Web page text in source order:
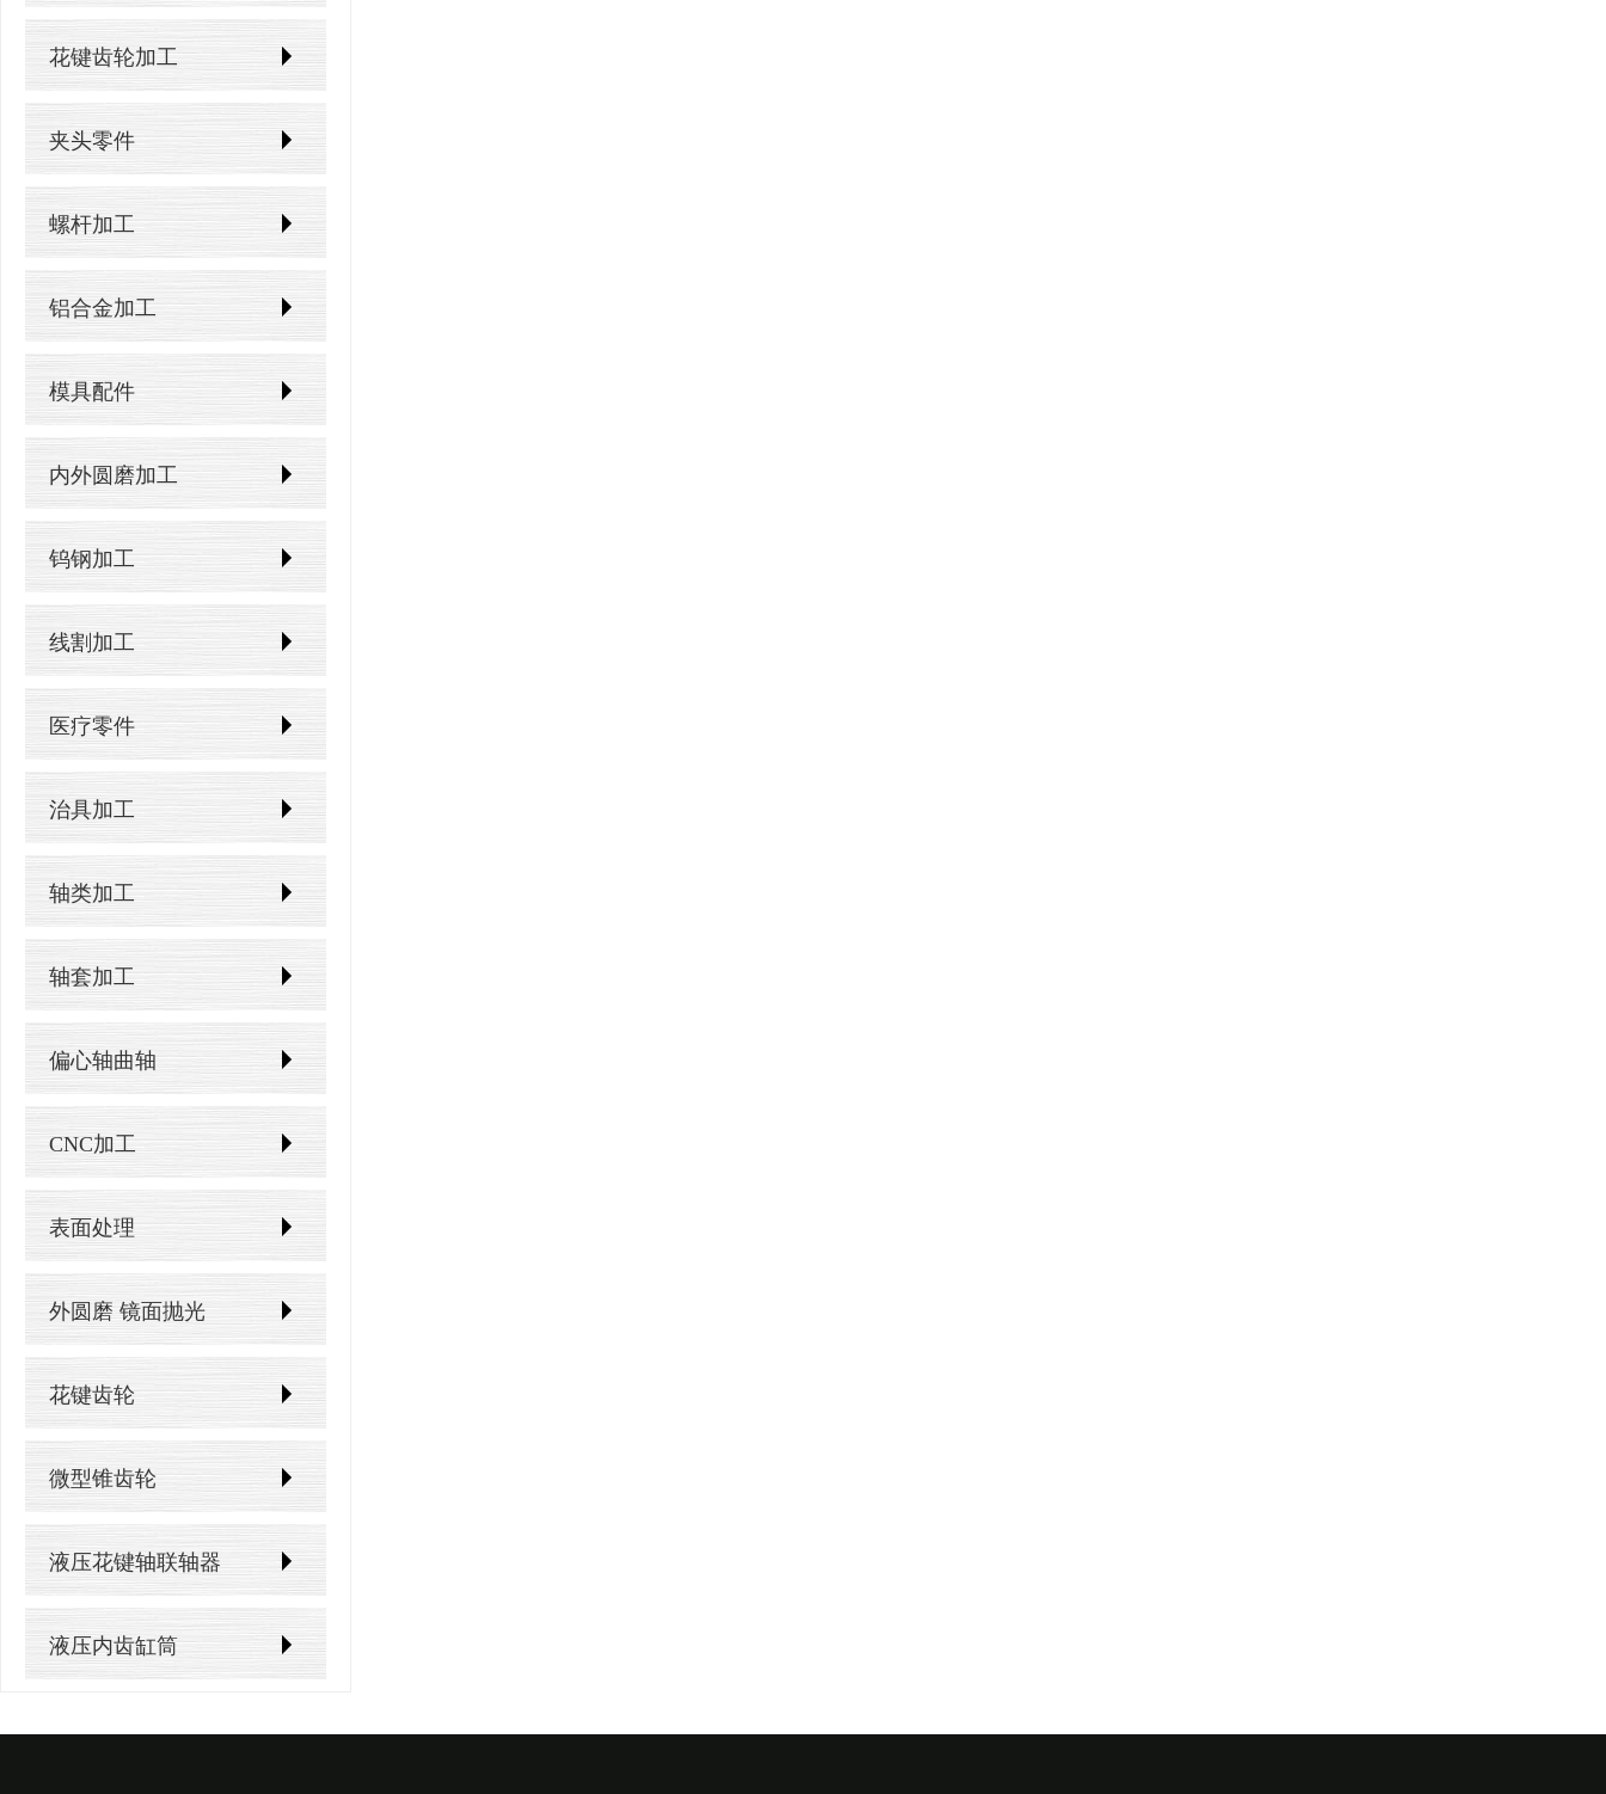
蓝宝石加工
浮法玻璃加工
花键齿轮加工
夹头零件
螺杆加工
铝合金加工
模具配件
内外圆磨加工
钨钢加工
线割加工
医疗零件
治具加工
轴类加工
轴套加工
偏心轴曲轴
CNC加工
表面处理
外圆磨 镜面抛光
花键齿轮
微型锥齿轮
液压花键轴联轴器
液压内齿缸筒